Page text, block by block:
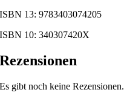
ISBN 13: 9783403074205
ISBN 10: 340307420X
Rezensionen
Es gibt noch keine Rezensionen.